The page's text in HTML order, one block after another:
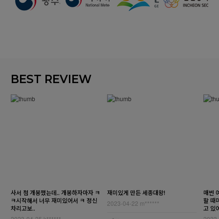
BEST REVIEW
사서 첨 개봉했는데.. 개봉하자마자 ㅋ
ㅋ시작해서 너무 재미있어서 ㅋ 정신
차리고보..
재미있게 만든 세종대왕!
2023-04-22 m******
매번
할 때
고 있